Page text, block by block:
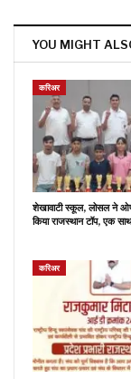
YOU MIGHT
करिअर
शेखावाटी स्कूल, लोसल ने
किया राजस्थान टॉप, एक
करिअर